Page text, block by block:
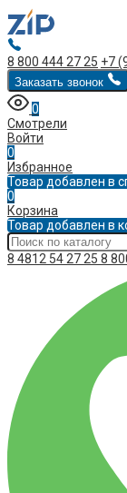
8 800 444 27 25 +7
Заказать звонок
0
Смотрели
Войти
0
Избранное
Товар добавлен в
0
Корзина
Товар добавлен в
8 4812 54 27 25 8